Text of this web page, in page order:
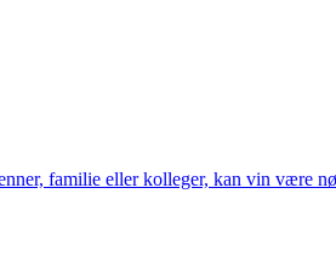
familie eller kolleger, kan vin være